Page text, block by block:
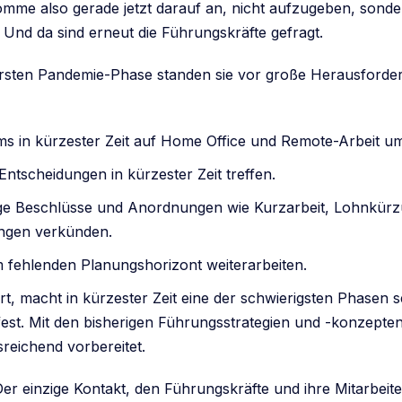
also gerade jetzt darauf an, nicht aufzugeben,
da sind erneut die Führungskräfte gefragt.
Pandemie-Phase standen sie vor große
in kürzester Zeit auf Home Office und Remote-Arbeit
in kürzester Zeit treffen.
Beschlüsse und Anordnungen wie Kurzarbeit,
verkünden.
fehlenden Planungshorizont weiterarbeiten.
macht in kürzester Zeit eine der schwierigsten Phasen
Mit den bisherigen Führungsstrategien und -
vorbereitet.
einzige Kontakt, den Führungskräfte und ihre